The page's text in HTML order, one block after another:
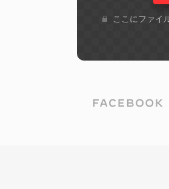
ここにファイ